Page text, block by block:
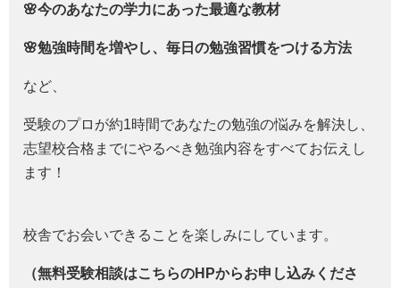
🌸今のあなたの学力にあった最適な教材
🌸勉強時間を増やし、毎日の勉強習慣をつける方法
など、
受験のプロが約1時間であなたの勉強の悩みを解決し、
志望校合格までにやるべき勉強内容をすべてお伝えし
ます！
校舎でお会いできることを楽しみにしています。
（無料受験相談はこちらのHPからお申し込みくださ